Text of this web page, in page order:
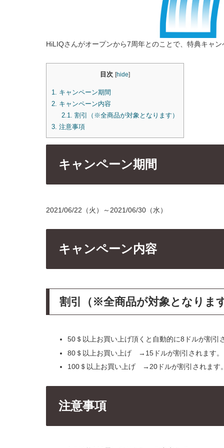
HiLIQさんがオープンから7周年とのことで、特典キャン
目次 [hide]
1. キャンペーン期間
2. キャンペーン内容
2.1. 割引（※全商品が対象となります）
3. 注意事項
キャンペーン期間
2021/06/22（火）～2021/06/30（水）
キャンペーン内容
割引（※全商品が対象となります
50＄以上お買い上げ頂くと自動的に8ドルが割引
80＄以上お買い上げ →15ドルが割引されます。
100＄以上お買い上げ →20ドルが割引されます。
注意事項